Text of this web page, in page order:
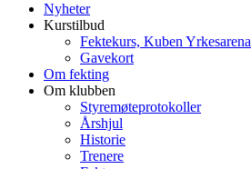
Nyheter
Kurstilbud
Fektekurs, Kuben Yrkesarena
Gavekort
Om fekting
Om klubben
Styremøteprotokoller
Årshjul
Historie
Trenere